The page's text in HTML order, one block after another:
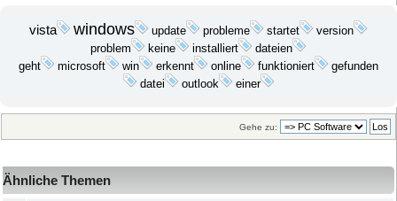
vista windows update probleme startet version
problem keine installiert
dateien
geht
microsoft win erkennt online funktioniert gefunden
datei outlook einer
Gehe zu:
Ähnliche Themen